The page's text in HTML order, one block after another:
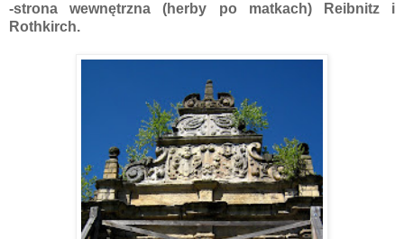
-strona wewnętrzna (herby po matkach) Reibnitz i
Rothkirch.